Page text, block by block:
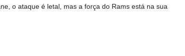
o ataque é letal, mas a força do Rams está na sua